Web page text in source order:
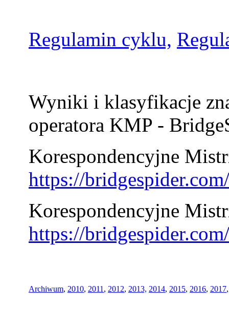
Regulamin cyklu,
Wyniki i klasyfikacje
operatora KMP -
Korespondencyjne
https://
Korespondencyjne
https://
Archiwum, 2010, 2011 , 2012, 2013, 2014, 2015, 2016, 2017